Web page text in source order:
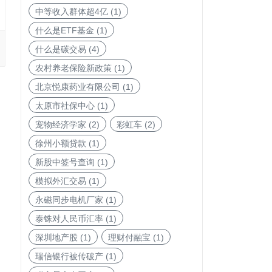
中等收入群体超4亿(1)
什么是ETF基金 (1)
什么是碳交易 (4)
农村养老保险新政策(1)
北京悦康药业有限公司 (1)
太原市社保中心(1)
宠物经济学家 (2) 彩虹车(2)
徐州小额贷款 (1)
新股中签号查询 (1)
模拟外汇交易 (1)
永磁同步电机厂家 (1)
泰铢对人民币汇率(1)
深圳地产股 (1) 理财付融宝 (1)
瑞信银行被传破产(1)